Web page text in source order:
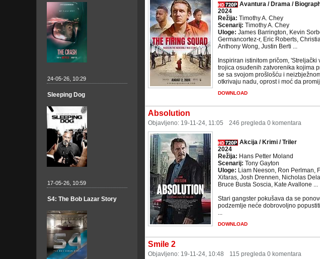
Avantura / Drama /
2024
Režija: Timothy A. Chey
Scenarij: Timothy A. Chey
Uloge: James Barrington, Kevin
Germancortez-r, Eric Roberts,
Anthony Wong, Justin Berti ...
Inspiriran istinitom pričom,
trojica osuđenih zatvorenika kojima
se sa svojom prošlošću i
otkrivaju nadu, oprost i moć da
DOWNLOAD
Absolution
Objavljeno: 19-11-24, 11:05 246 pregleda 0 komentara
Akcija / Krimi / Triler
2024
Režija: Hans Petter Moland
Scenarij: Tony Gayton
Uloge: Liam Neeson, Ron Perlman,
Xifaras, Josh Drennen, Nicholas
Bruce Busta Soscia, Kate Avallone ...
Stari gangster pokušava da se
podzemlje neće dobrovoljno
...
DOWNLOAD
Smile 2
Objavljeno: 19-11-24, 10:48 115 pregleda 0 komentara
24-05-26, 10:29
Sleeping Dog
17-05-26, 10:59
S4: The Bob Lazar Story